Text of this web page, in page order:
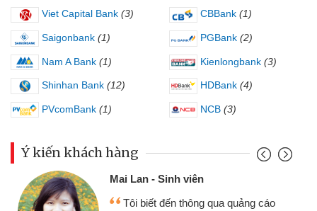
Viet Capital Bank (3) CBBank (1)
Saigonbank (1) PGBank (2)
Nam A Bank (1) Kienlongbank (3)
Shinhan Bank (12) HDBank (4)
PVcomBank (1) NCB (3)
Ý kiến khách hàng
Mai Lan - Sinh viên
Tôi biết đến thông qua quảng cáo